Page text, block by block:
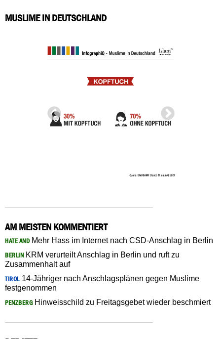
MUSLIME IN DEUTSCHLAND
AM MEISTEN KOMMENTIERT
HATE ANDMehr Hass im Internet nach CSD-Anschlag in Berlin
BERLIN KRM verurteilt Anschlag in Berlin und ruft zu
Zusammenhalt auf
TIROL14-Jähriger nach Anschlagsplänen gegen Muslime
festgenommen
PENZBERGHinweisschild zu Freitagsgebet wieder beschmiert